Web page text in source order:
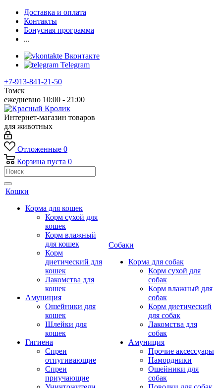
Доставка и оплата
Контакты
Бонусная программа
...
Вконтакте
Telegram
+7-913-841-21-50
Томск
ежедневно 10:00 - 21:00
Интернет-магазин товаров
для животных
Отложенные 0
Корзина пуста 0
Кошки
Корма для кошек
Корм сухой для
кошек
Корм влажный
для кошек
Корм
диетический для
кошек
Лакомства для
кошек
Амуниция
Ошейники для
кошек
Шлейки для
кошек
Гигиена
Спреи
отпугивающие
Спреи
приучающие
Собаки
Корма для собак
Корм сухой для
собак
Корм влажный для
собак
Корм диетический
для собак
Лакомства для
собак
Амуниция
Прочие аксессуары
Намордники
Ошейники для
собак